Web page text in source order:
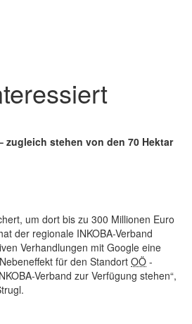
stehen von den 70 Hektar
um dort bis zu 300 Millionen Euro
der regionale INKOBA-Verband
Verhandlungen mit Google eine
für den StandortOÖ -
Verband zur Verfügung stehen“,